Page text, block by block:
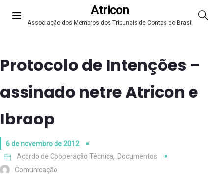
Atricon
Associação dos Membros dos Tribunais de Contas do Brasil
Protocolo de Intenções –
assinado netre Atricon e
Ibraop
6 de novembro de 2012
Acordo de Cooperação Técnica, Documentos
Comunicação